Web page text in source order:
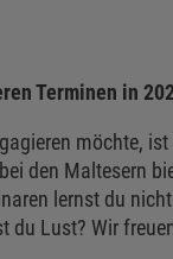
Terminen in
möchte,
den Maltesern
lernst du
du Lust? Wir